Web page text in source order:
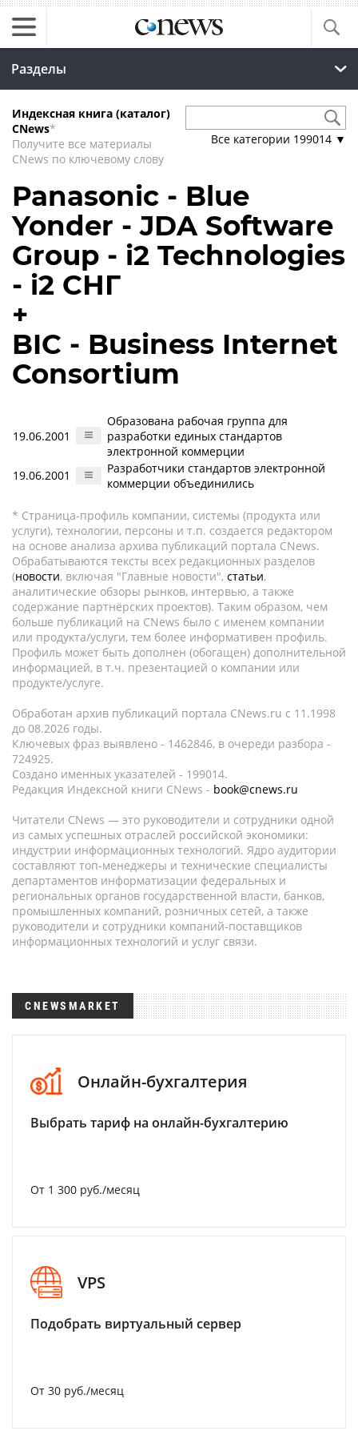
Разделы
Индексная книга (каталог)
CNews*
Получите все материалы
CNews по ключевому слову
Все категории 199014 ▼
Panasonic - Blue
Yonder - JDA Software
Group - i2 Technologies
- i2 СНГ
+
BIC - Business Internet
Consortium
19.06.2001
Образована рабочая группа для
разработки единых стандартов
электронной коммерции
19.06.2001
Разработчики стандартов электронной
коммерции объединились
* Страница-профиль компании, системы (продукта или
услуги), технологии, персоны и т.п. создается редактором
на основе анализа архива публикаций портала CNews.
Обрабатываются тексты всех редакционных разделов
(новости, включая "Главные новости", статьи,
аналитические обзоры рынков, интервью, а также
содержание партнёрских проектов). Таким образом, чем
больше публикаций на CNews было с именем компании
или продукта/услуги, тем более информативен профиль.
Профиль может быть дополнен (обогащен) дополнительной
информацией, в т.ч. презентацией о компании или
продукте/услуге.
Обработан архив публикаций портала CNews.ru c 11.1998
до 08.2026 годы.
Ключевых фраз выявлено - 1462846, в очереди разбора -
724925.
Создано именных указателей - 199014.
Редакция Индексной книги CNews - book@cnews.ru
Читатели CNews — это руководители и сотрудники одной
из самых успешных отраслей российской экономики:
индустрии информационных технологий. Ядро аудитории
составляют топ-менеджеры и технические специалисты
департаментов информатизации федеральных и
региональных органов государственной власти, банков,
промышленных компаний, розничных сетей, а также
руководители и сотрудники компаний-поставщиков
информационных технологий и услуг связи.
CNEWSMARKET
Онлайн-бухгалтерия
Выбрать тариф на онлайн-бухгалтерию
От 1 300 руб./месяц
VPS
Подобрать виртуальный сервер
От 30 руб./месяц